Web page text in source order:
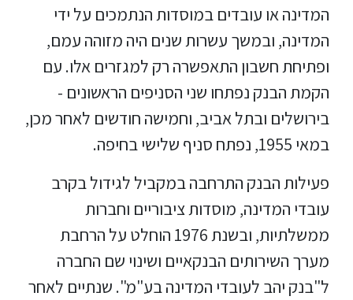
המדינה או עובדים במוסדות הנתמכים על ידי
המדינה, ובמשך עשרות שנים היה מזוהה עמם,
ופתיחת חשבון התאפשרה רק למגזרים אלו. עם
הקמת הבנק נפתחו שני הסניפים הראשונים -
בירושלים ובתל אביב, וחמישה חודשים לאחר מכן,
במאי 1955, נפתח סניף שלישי בחיפה.
פעילות הבנק התרחבה במקביל לגידול בקרב
עובדי המדינה, מוסדות ציבוריים וחברות
ממשלתיות, ובשנת 1976 הוחלט על הרחבת
מערך השירותים הבנקאיים ושינוי שם החברה
ל"בנק יהב לעובדי המדינה בע"מ". שנתיים לאחר